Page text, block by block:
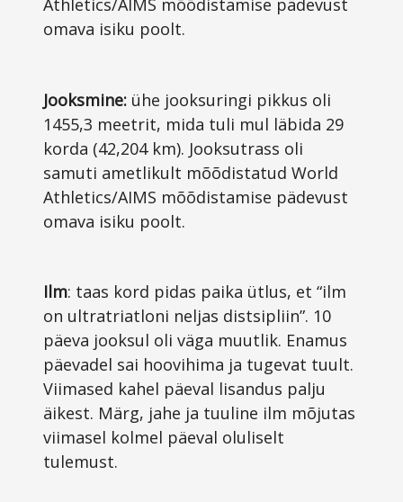
Athletics/AIMS mõõdistamise pädevust
omava isiku poolt.
Jooksmine: ühe jooksuringi pikkus oli
1455,3 meetrit, mida tuli mul läbida 29
korda (42,204 km). Jooksutrass oli
samuti ametlikult mõõdistatud World
Athletics/AIMS mõõdistamise pädevust
omava isiku poolt.
Ilm: taas kord pidas paika ütlus, et “ilm
on ultratriatloni neljas distsipliin”. 10
päeva jooksul oli väga muutlik. Enamus
päevadel sai hoovihima ja tugevat tuult.
Viimased kahel päeval lisandus palju
äikest. Märg, jahe ja tuuline ilm mõjutas
viimasel kolmel päeval oluliselt
tulemust.